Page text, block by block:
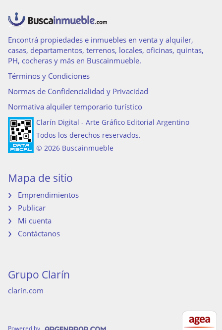
Encontrá propiedades e inmuebles en venta y alquiler,
casas, departamentos, terrenos, locales, oficinas, quintas,
PH, cocheras y más en Buscainmueble.
Términos y Condiciones
Normas de Confidencialidad y Privacidad
Normativa alquiler temporario turístico
Clarín Digital - Arte Gráfico Editorial Argentino
Todos los derechos reservados.
© 2026 Buscainmueble
Mapa de sitio
Emprendimientos
Publicar
Mi cuenta
Contáctanos
Grupo Clarín
clarín.com